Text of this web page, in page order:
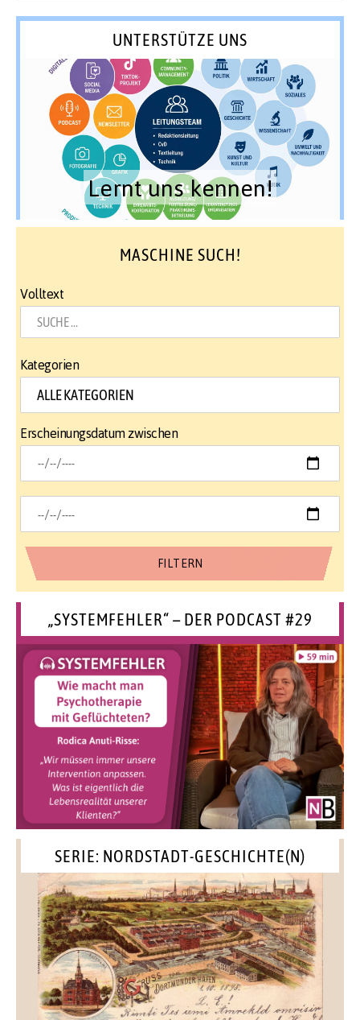
UNTERSTÜTZE UNS
Lernt uns kennen!
MASCHINE SUCH!
Volltext
Kategorien
Erscheinungsdatum zwischen
„SYSTEMFEHLER“ – DER PODCAST #29
SERIE: NORDSTADT-GESCHICHTE(N)